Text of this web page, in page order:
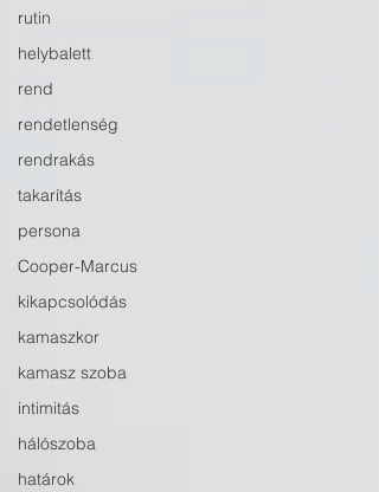
rutin
helybalett
rend
rendetlenség
rendrakás
takarítás
persona
Cooper-Marcus
kikapcsolódás
kamaszkor
kamasz szoba
intimitás
hálószoba
határok